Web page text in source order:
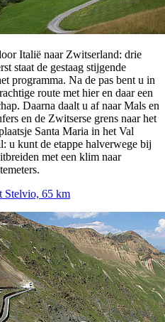
Italië naar Zwitserland: drie
staat de gestaag stijgende
programma. Na de pas bent u in
route met hier en daar een
Daarna daalt u af naar Mals en
en de Zwitserse grens naar het
Santa Maria in het Val
u kunt de etappe halverwege bij
met een klim naar
Stelvio, 65 km